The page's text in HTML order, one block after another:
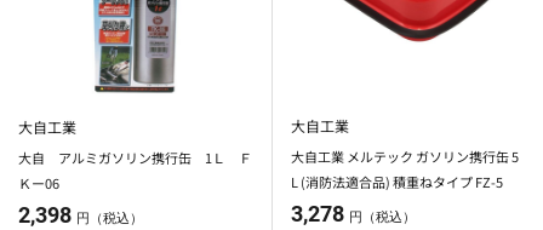
大自工業
大自 アルミガソリン携行缶 1Ｌ Ｆ
Ｋー06
2,398 円（税込）
大自工業
大自工業 メルテック ガソリン携行缶 5
L (消防法適合品) 積重ねタイプ FZ-5
3,278 円（税込）